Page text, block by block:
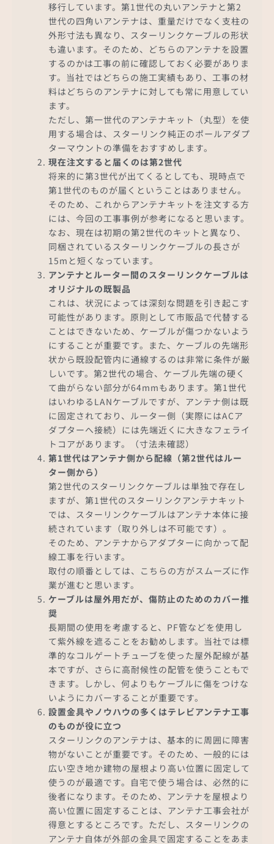
移行しています。第1世代の丸いアンテナと第2
世代の四角いアンテナは、重量だけでなく支柱の
外形寸法も異なり、スターリンクケーブルの形状
も違います。そのため、どちらのアンテナを設置
するのかは工事の前に確認しておく必要がありま
す。当社ではどちらの施工実績もあり、工事の材
料はどちらのアンテナに対しても常に用意してい
ます。
ただし、第一世代のアンテナキット（丸型）を使
用する場合は、スターリンク純正のポールアダプ
ターマウントの準備をおすすめします。
現在注文すると届くのは第2世代
将来的に第3世代が出てくるとしても、現時点で
第1世代のものが届くということはありません。
そのため、これからアンテナキットを注文する方
には、今回の工事事例が参考になると思います。
なお、現在は初期の第2世代のキットと異なり、
同梱されているスターリンクケーブルの長さが
15mと短くなっています。
アンテナとルーター間のスターリンクケーブルは
オリジナルの既製品
これは、状況によっては深刻な問題を引き起こす
可能性があります。原則として市販品で代替する
ことはできないため、ケーブルが傷つかないよう
にすることが重要です。また、ケーブルの先端形
状から既設配管内に通線するのは非常に条件が厳
しいです。第2世代の場合、ケーブル先端の硬く
て曲がらない部分が64mmもあります。第1世代
はいわゆるLANケーブルですが、アンテナ側は既
に固定されており、ルーター側（実際にはACア
ダプターへ接続）には先端近くに大きなフェライ
トコアがあります。（寸法未確認）
第1世代はアンテナ側から配線（第2世代はルー
ター側から）
第2世代のスターリンクケーブルは単独で存在し
ますが、第1世代のスターリンクアンテナキット
では、スターリンクケーブルはアンテナ本体に接
続されています（取り外しは不可能です）。
そのため、アンテナからアダプターに向かって配
線工事を行います。
取付の順番としては、こちらの方がスムーズに作
業が進むと思います。
ケーブルは屋外用だが、傷防止のためのカバー推
奨
長期間の使用を考慮すると、PF管などを使用し
て紫外線を遮ることをお勧めします。当社では標
準的なコルゲートチューブを使った屋外配線が基
本ですが、さらに高耐候性の配管を使うこともで
きます。しかし、何よりもケーブルに傷をつけな
いようにカバーすることが重要です。
設置金具やノウハウの多くはテレビアンテナ工事
のものが役に立つ
スターリンクのアンテナは、基本的に周囲に障害
物がないことが重要です。そのため、一般的には
広い空き地か建物の屋根より高い位置に固定して
使うのが最適です。自宅で使う場合は、必然的に
後者になります。そのため、アンテナを屋根より
高い位置に固定することは、アンテナ工事会社が
得意とするところです。ただし、スターリンクの
アンテナ自体が外部の金具で固定することをあま